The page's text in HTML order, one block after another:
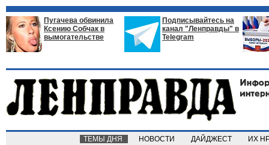
Пугачева обвинила
Ксению Собчак в
вымогательстве
Подписывайтесь на
канал "Ленправды" в
Telegram
ТЕМЫ ДНЯ НОВОСТИ ДАЙДЖЕСТ ИХ